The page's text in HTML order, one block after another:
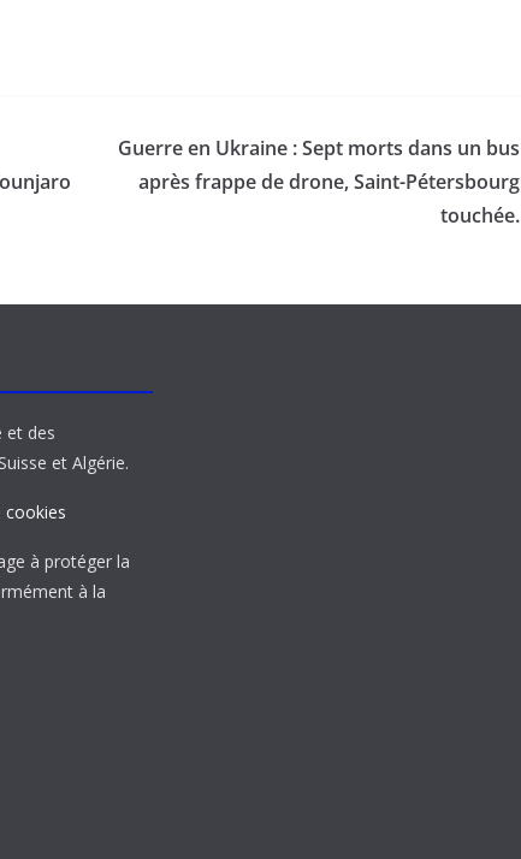
Guerre en Ukraine : Sept morts dans un bus
après frappe de drone, Saint-Pétersbourg
touchée.
et des
et Algérie.
cookies
à protéger la
à la